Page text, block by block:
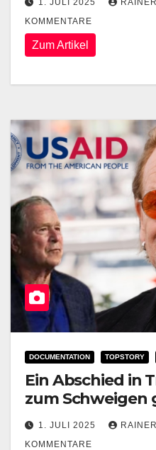
1. JULI 2025
KOMMENTARE
Zum Artikel
DOCUMENTATION TOPSTORY
Ein Abschied in
zum Schweigen
1. JULI 2025
KOMMENTARE